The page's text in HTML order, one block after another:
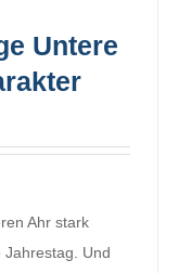
Untere
Ahr stark
Und